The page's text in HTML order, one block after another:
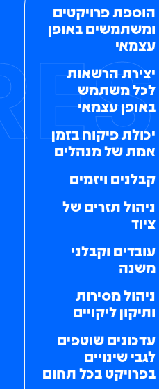
הוספת פרויקטים
ומשתמשים באופן
עצמאי​
יצירת הרשאות
לכל משתמש
באופן עצמאי​
יכולת פיקוח בזמן
אמת של מנהלים​
קבלנים ויזמים​
ניהול תזרים של
ציוד
עובדים וקבלני
משנה
ניהול מסירות
ותיקון ליקויים
עדכונים שוטפים
לגבי שינויים
בפרויקט בכל תחום